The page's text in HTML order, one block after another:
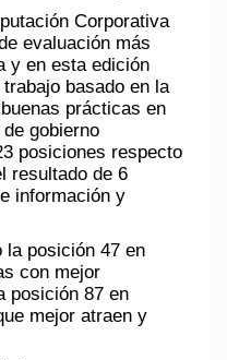
Corporativa
evaluación más
y en esta edición
basado en la
prácticas en
gobierno
posiciones respecto
resultado de 6
información y
la posición 47 en
con mejor
posición 87 en
mejor atraen y